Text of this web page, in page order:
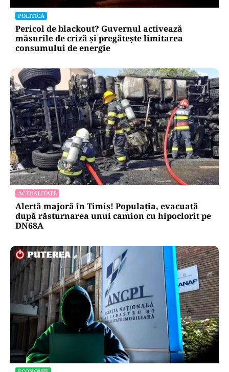
POLITICĂ
Pericol de blackout? Guvernul activează
măsurile de criză și pregătește limitarea
consumului de energie
ACTUALITATE
Alertă majoră în Timiș! Populația, evacuată
după răsturnarea unui camion cu hipoclorit pe
DN68A